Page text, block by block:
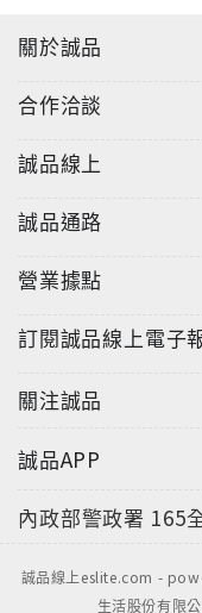
分年紀大小通吃的。
【CD曲目】
03.High Falls
05.Estrada
10.Wishing Well
關於誠品
合作洽談
誠品線上
誠品通路
營業據點
訂閱誠品線上電子
關注誠品
誠品APP
內政部警政署 165
誠品線上eslite.com -
生活股份有限